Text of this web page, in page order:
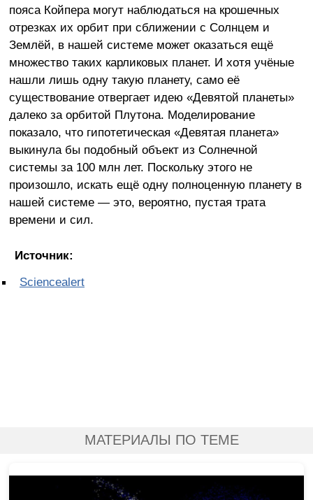
пояса Койпера могут наблюдаться на крошечных
отрезках их орбит при сближении с Солнцем и
Землёй, в нашей системе может оказаться ещё
множество таких карликовых планет. И хотя учёные
нашли лишь одну такую планету, само её
существование отвергает идею «Девятой планеты»
далеко за орбитой Плутона. Моделирование
показало, что гипотетическая «Девятая планета»
выкинула бы подобный объект из Солнечной
системы за 100 млн лет. Поскольку этого не
произошло, искать ещё одну полноценную планету в
нашей системе — это, вероятно, пустая трата
времени и сил.
Источник:
Sciencealert
МАТЕРИАЛЫ ПО ТЕМЕ